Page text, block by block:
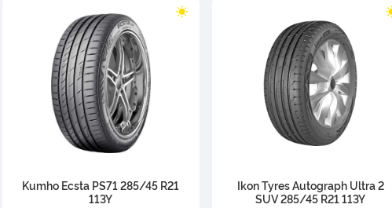
Kumho Ecsta PS71 285/45 R21
113Y
Ikon Tyres Autograph Ultra 2
SUV 285/45 R21 113Y